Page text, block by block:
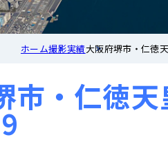
ホーム撮影実績大阪府堺市・仁徳
市・仁徳